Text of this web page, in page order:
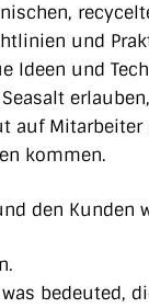
und
Ideen und
Mitarbeiter
kommen.
den Kunden
bedeuted,